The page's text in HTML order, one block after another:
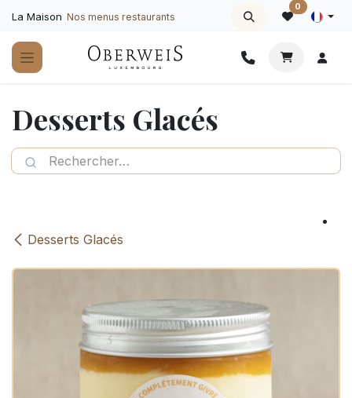
La Maison Nos menus restaurants
0
Desserts Glacés
Desserts Glacés